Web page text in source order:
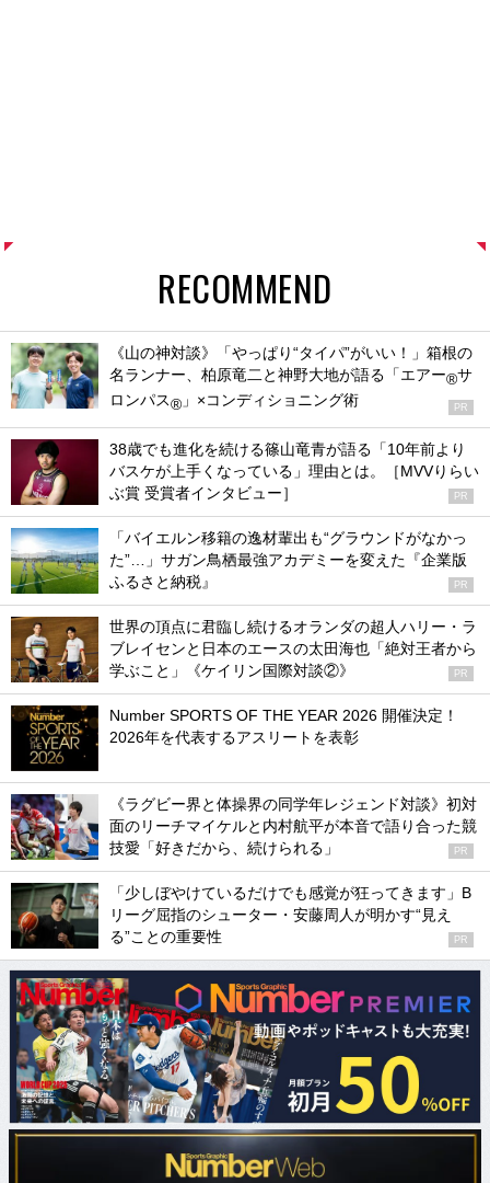
RECOMMEND
《山の神対談》「やっぱり“タイパ”がいい！」箱根の
名ランナー、柏原竜二と神野大地が語る「エアー®サ
ロンパス® 」×コンディショニング術 PR
38歳でも進化を続ける篠山竜青が語る「10年前より
バスケが上手くなっている」理由とは。［MVVりらい
ぶ賞 受賞者インタビュー］
PR
「バイエルン移籍の逸材輩出も“グラウンドがなかっ
た”…」サガン鳥栖最強アカデミーを変えた『企業版
ふるさと納税』
PR
世界の頂点に君臨し続けるオランダの超人ハリー・ラ
ブレイセンと日本のエースの太田海也「絶対王者から
学ぶこと」《ケイリン国際対談②》
PR
Number SPORTS OF THE YEAR 2026 開催決定！
2026年を代表するアスリートを表彰
《ラグビー界と体操界の同学年レジェンド対談》初対
面のリーチマイケルと内村航平が本音で語り合った競
技愛「好きだから、続けられる」
PR
「少しぼやけているだけでも感覚が狂ってきます」B
リーグ屈指のシューター・安藤周人が明かす“見え
る”ことの重要性
PR